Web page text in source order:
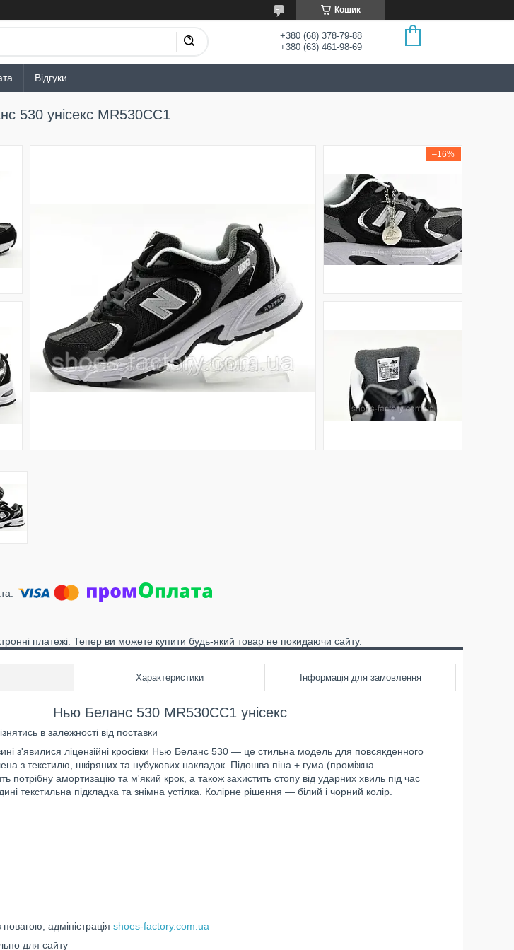
Кошик
+380 (68) 378-79-88
+380 (63) 461-98-69
Відгуки
530 унісекс MR530CC1
–16%
платежі. Тепер ви можете купити будь-який товар не покидаючи сайту.
Характеристики Інформація для замовлення
Нью Беланс 530 MR530CC1 унісекс
в залежності від поставки
з'явилися ліцензійні кросівки Нью Беланс 530 — це стильна модель для повсякденного
з текстилю, шкіряних та нубукових накладок. Підошва піна + гума (проміжна
потрібну амортизацію та м'який крок, а також захистить стопу від ударних хвиль під час
текстильна підкладка та знімна устілка. Колірне рішення — білий і чорний колір.
адміністрація shoes-factory.com.ua
для сайту